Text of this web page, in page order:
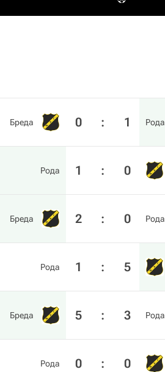
Бреда 0 : 1 Рода
Рода 1 : 0
Бреда 2 : 0 Рода
Рода 1 : 5
Бреда 5 : 3 Рода
Рода 0 : 0